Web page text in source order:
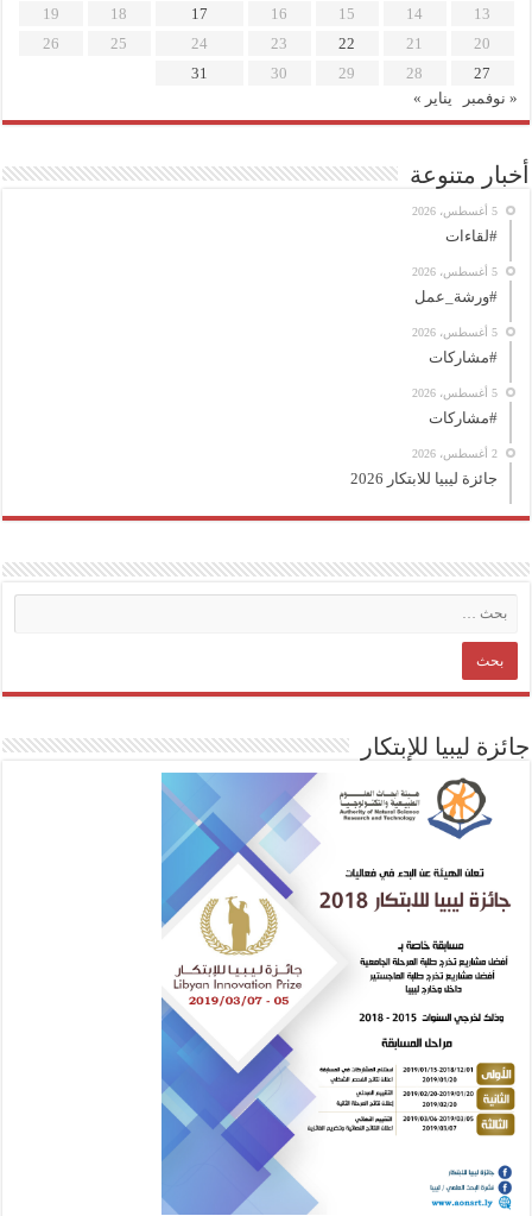
13
14
15
16
17
18
19
20
21
22
23
24
25
26
27
28
29
30
31
« نوفمبر
يناير »
أخبار متنوعة
5 أغسطس، 2026
#لقاءات
5 أغسطس، 2026
#ورشة_عمل
5 أغسطس، 2026
#مشاركات
5 أغسطس، 2026
#مشاركات
2 أغسطس، 2026
جائزة ليبيا للابتكار 2026
جائزة ليبيا للإبتكار